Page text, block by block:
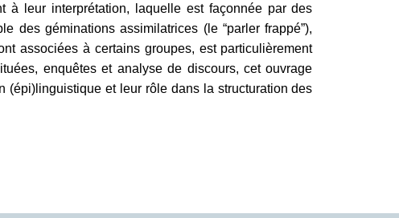
à leur interprétation, laquelle est façonnée par des
des géminations assimilatrices (le “parler frappé”),
associées à certains groupes, est particulièrement
enquêtes et analyse de discours, cet ouvrage
(épi)linguistique et leur rôle dans la structuration des